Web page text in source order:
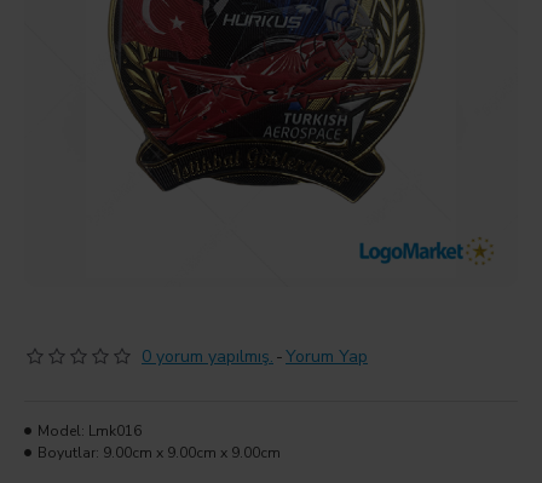
0 yorum yapılmış. -Yorum Yap
Model: Lmk016
Boyutlar: 9.00cm x 9.00cm x 9.00cm